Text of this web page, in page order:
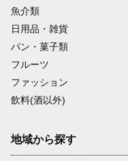
魚介類
日用品・雑貨
パン・菓子類
フルーツ
ファッション
飲料(酒以外)
地域から探す